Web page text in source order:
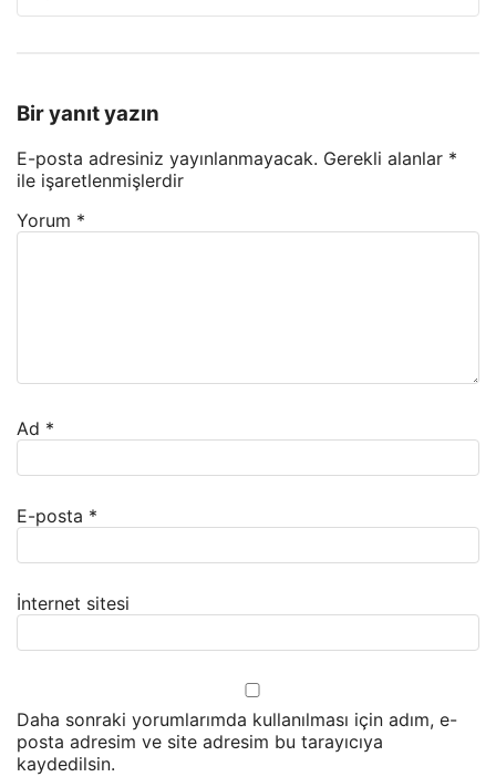
Bir yanıt yazın
E-posta adresiniz yayınlanmayacak. Gerekli alanlar *
ile işaretlenmişlerdir
Yorum *
Ad *
E-posta *
İnternet sitesi
Daha sonraki yorumlarımda kullanılması için adım, e-
posta adresim ve site adresim bu tarayıcıya
kaydedilsin.